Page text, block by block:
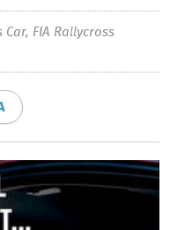
FIA Rallycross